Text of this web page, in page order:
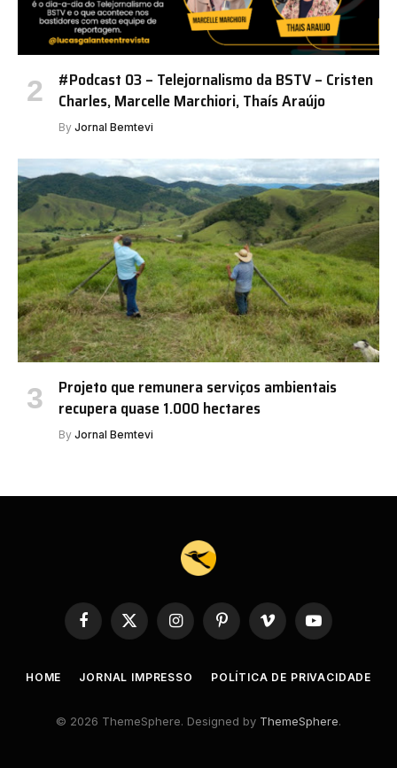
#Podcast 03 – Telejornalismo da BSTV – Cristen
Charles, Marcelle Marchiori, Thaís Araújo
By Jornal Bemtevi
Projeto que remunera serviços ambientais
recupera quase 1.000 hectares
By Jornal Bemtevi
Facebook
X
InstagramPinterestVimeo YouTube
HOME JORNAL IMPRESSO POLÍTICA DE PRIVACIDADE
© 2026 ThemeSphere. Designed by ThemeSphere.